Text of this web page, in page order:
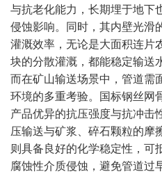
与抗老化能力，长期埋于地下
侵蚀影响。同时，其内壁光滑
灌溉效率，无论是大面积连片
块的分散灌溉，都能稳定输送
而在矿山输送场景中，管道需
环境的多重考验。国标钢丝网
产品优异的抗压强度与抗冲击
压输送与矿浆、碎石颗粒的摩
则具备良好的化学稳定性，可
腐蚀性介质侵蚀，避免管道过